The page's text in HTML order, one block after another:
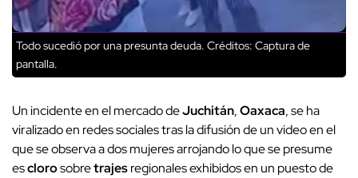
Todo sucedió por una presunta deuda. Créditos: Captura de
pantalla.
Un incidente en el mercado deJuchitán,Oaxaca, se ha
viralizado en redes sociales tras la difusión de un video en el
que se observa a dos mujeres arrojando lo que se presume
esclorosobretrajesregionales exhibidos en un puesto de